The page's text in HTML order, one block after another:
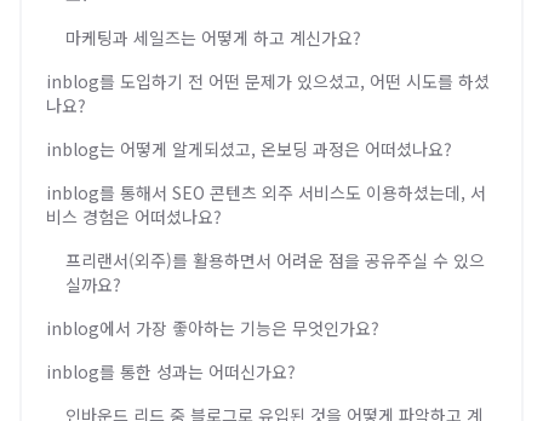
마케팅과 세일즈는 어떻게 하고 계신가요?
inblog를 도입하기 전 어떤 문제가 있으셨고, 어떤 시도를 하셨
나요?
inblog는 어떻게 알게되셨고, 온보딩 과정은 어떠셨나요?
inblog를 통해서 SEO 콘텐츠 외주 서비스도 이용하셨는데, 서
비스 경험은 어떠셨나요?
프리랜서(외주)를 활용하면서 어려운 점을 공유주실 수 있으
실까요?
inblog에서 가장 좋아하는 기능은 무엇인가요?
inblog를 통한 성과는 어떠신가요?
인바운드 리드 중 블로그로 유입된 것을 어떻게 파악하고 계